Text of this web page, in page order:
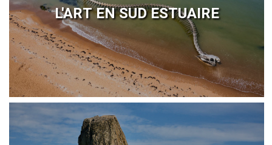
L'ART EN SUD ESTUAIRE